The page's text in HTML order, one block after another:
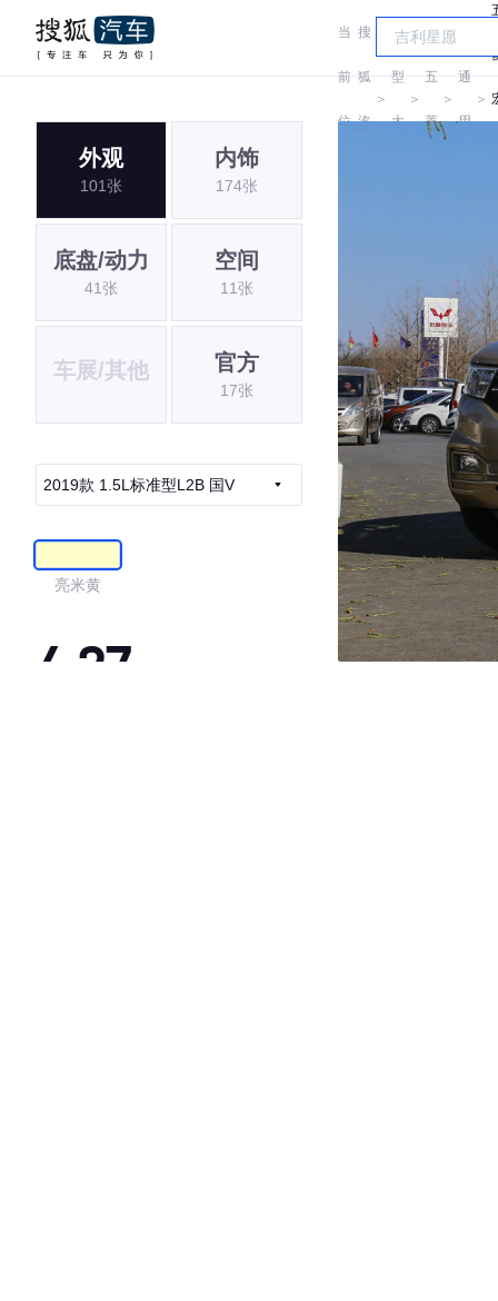
当
前
位
搜
狐
汽
＞
车
型
大
＞
五
菱
＞
通
用
＞
外观
101张
内饰
174张
底盘/动力
41张
空间
11张
车展/其他 官方
17张
2019款 1.5L标准型L2B 国V
亮米黄
4.27